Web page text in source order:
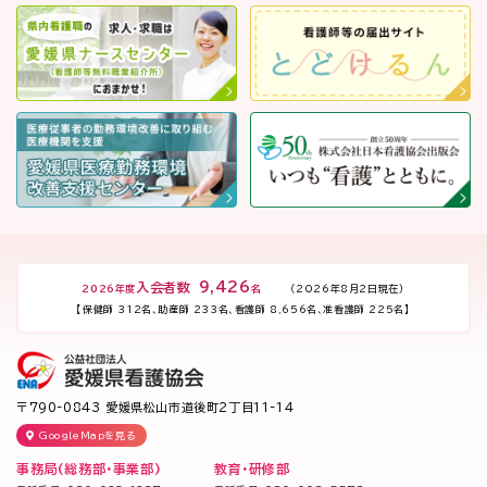
2026年度 入会者数 9,426 名 （2026年8月2日現在）
【保健師 312名、助産師 233名、看護師 8,656名、准看護師 225名】
〒790-0843 愛媛県松山市道後町2丁目11-14
GoogleMapを見る
事務局(総務部・事業部) 教育・研修部